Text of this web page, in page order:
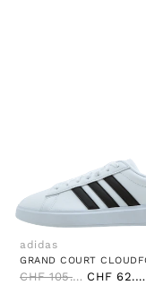
adidas
CHF 105.00 CHF 62.00